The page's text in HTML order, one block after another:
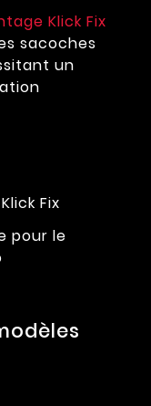
Klick Fix
sacoches
un
Fix
pour le